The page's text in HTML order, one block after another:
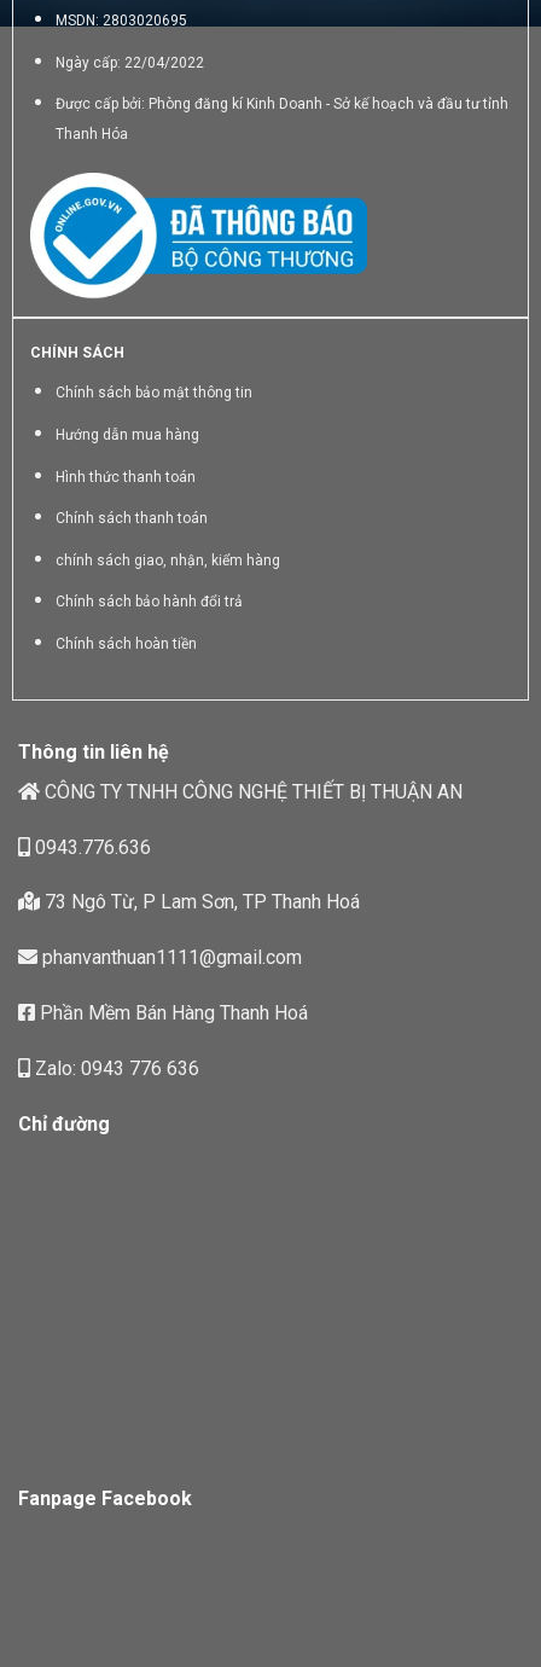
MSDN: 2803020695
Ngày cấp: 22/04/2022
Được cấp bởi: Phòng đăng kí Kinh Doanh - Sở kế hoạch và đầu tư tỉnh
Thanh Hóa
CHÍNH SÁCH
Chính sách bảo mật thông tin
Hướng dẫn mua hàng
Hình thức thanh toán
Chính sách thanh toán
chính sách giao, nhận, kiểm hàng
Chính sách bảo hành đổi trả
Chính sách hoàn tiền
Thông tin liên hệ
CÔNG TY TNHH CÔNG NGHỆ THIẾT BỊ THUẬN AN
0943.776.636
73 Ngô Từ, P Lam Sơn, TP Thanh Hoá
phanvanthuan1111@gmail.com
Phần Mềm Bán Hàng Thanh Hoá
Zalo: 0943 776 636
Chỉ đường
Fanpage Facebook